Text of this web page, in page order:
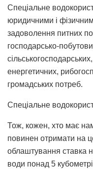
Спеціальне
юридичними і
задоволення питних
господарсько-
енергетичних,
громадських потреб.
Спеціальне
Тож, кожен, хто має
повинен отримати на
облаштування ставка
води понад 5